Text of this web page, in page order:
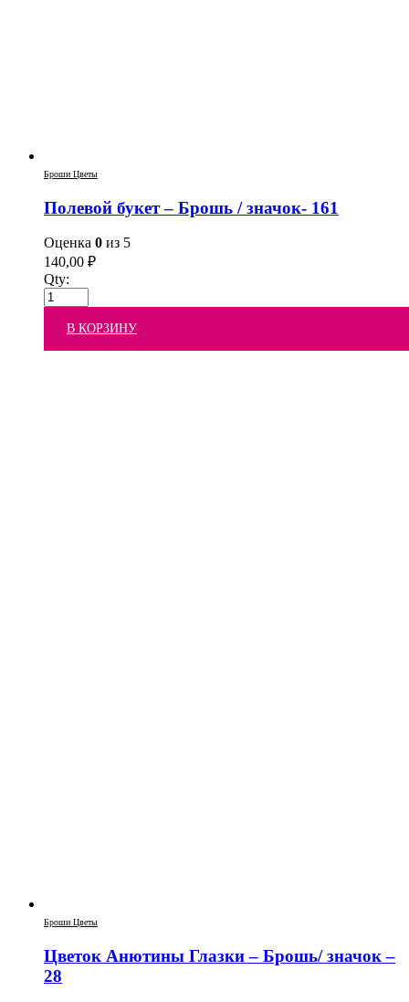
Броши Цветы
Полевой букет – Брошь / значок- 161
Оценка 0 из 5
140,00 ₽
Qty:
В КОРЗИНУ
Броши Цветы
Цветок Анютины Глазки – Брошь/ значок –
28